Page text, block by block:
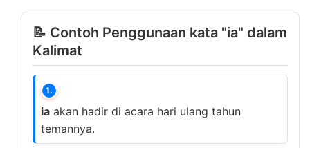
📝 Contoh Penggunaan kata "ia" dalam
Kalimat
1.
ia akan hadir di acara hari ulang tahun
temannya.